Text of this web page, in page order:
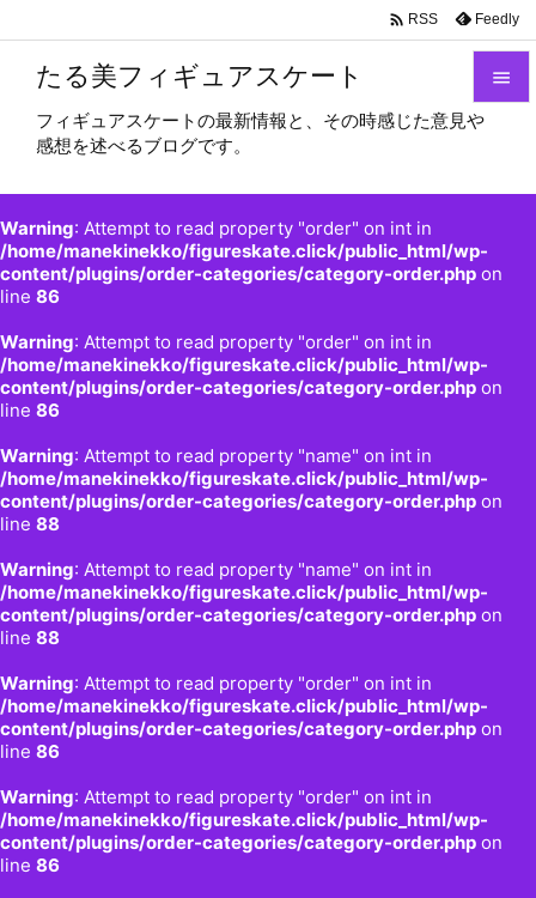
たる美フィギュアスケート
フィギュアスケートの最新情報と、その時感じた意見や
感想を述べるブログです。
Warning: Attempt to read property "order" on int in
/home/manekinekko/figureskate.click/public_html/wp-
content/plugins/order-categories/category-order.php on
line 86
Warning: Attempt to read property "order" on int in
/home/manekinekko/figureskate.click/public_html/wp-
content/plugins/order-categories/category-order.php on
line 86
Warning: Attempt to read property "name" on int in
/home/manekinekko/figureskate.click/public_html/wp-
content/plugins/order-categories/category-order.php on
line 88
Warning: Attempt to read property "name" on int in
/home/manekinekko/figureskate.click/public_html/wp-
content/plugins/order-categories/category-order.php on
line 88
Warning: Attempt to read property "order" on int in
/home/manekinekko/figureskate.click/public_html/wp-
content/plugins/order-categories/category-order.php on
line 86
Warning: Attempt to read property "order" on int in
/home/manekinekko/figureskate.click/public_html/wp-
content/plugins/order-categories/category-order.php on
line 86


前へ

 RSS Feedly